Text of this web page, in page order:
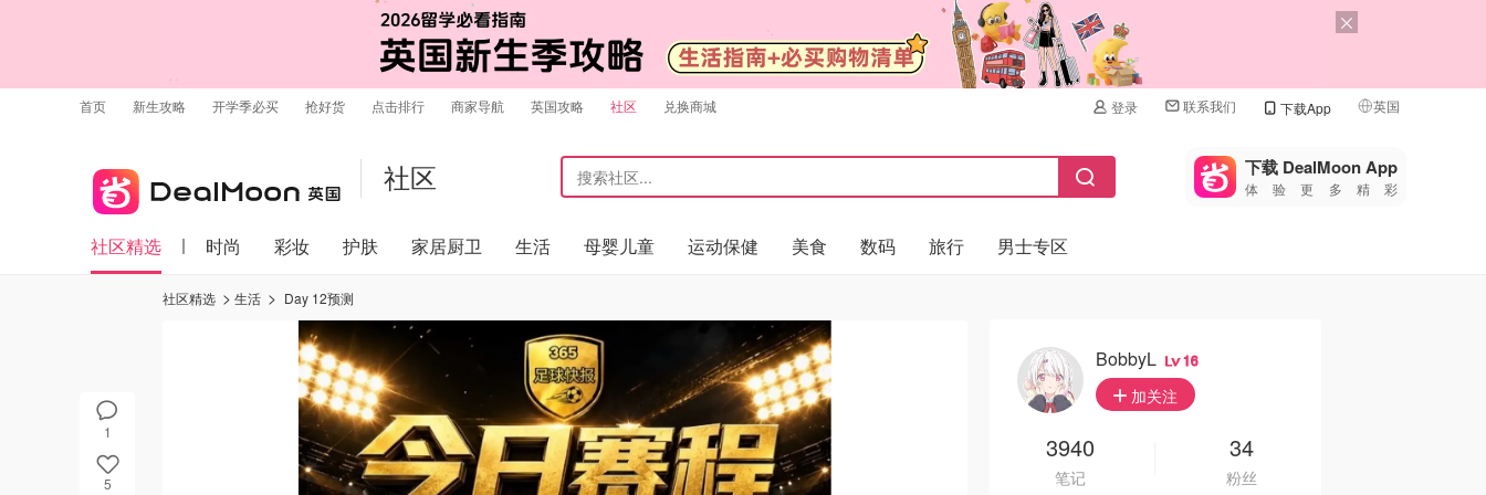
首页 新生攻略 开学季必买 抢好货 点击排行 商家导航 英国攻略 社区 兑换商城 登录 联系我们 下载App 英国
🇺🇸
🇨🇳 中国
社区 下载 DealMoon App
体验更多精彩
社区精选 时尚 彩妆 护肤 家居厨卫 生活 母婴儿童 运动保健 美食 数码 旅行 男士专区
1
5
社区精选 生活 Day 12预测
BobbyL 16
加关注
3940
笔记
34
粉丝